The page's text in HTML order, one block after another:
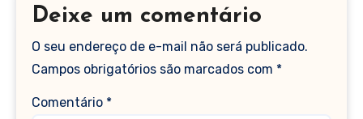
Deixe um comentário
O seu endereço de e-mail não será publicado.
Campos obrigatórios são marcados com *
Comentário *